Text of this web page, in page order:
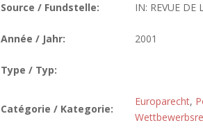
Source / Fundstelle: IN: REVUE DE
Année / Jahr: 2001
Type / Typ:
Catégorie / Kategorie:
Europarecht,